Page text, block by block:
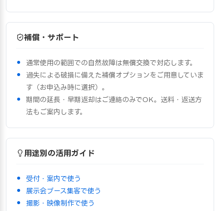
補償・サポート
通常使用の範囲での自然故障は無償交換で対応します。
過失による破損に備えた補償オプションをご用意していま
す（お申込み時に選択）。
期間の延長・早期返却はご連絡のみでOK。送料・返送方
法もご案内します。
用途別の活用ガイド
受付・案内で使う
展示会ブース集客で使う
撮影・映像制作で使う